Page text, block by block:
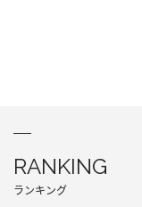
RANKING
ランキング